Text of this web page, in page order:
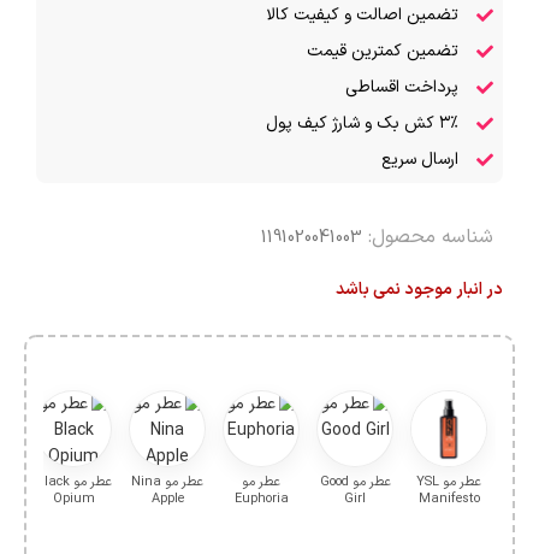
تضمین اصالت و کیفیت کالا
تضمین کمترین قیمت
پرداخت اقساطی
۳٪ کش بک و شارژ کیف پول
ارسال سریع
شناسه محصول: 1191020041003
در انبار موجود نمی باشد
عطر مو YSL
Manifesto
عطر مو Good
Girl
عطر مو
Euphoria
عطر مو Nina
Apple
عطر مو Black
Opium